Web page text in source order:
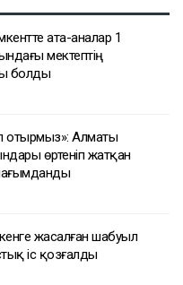
ата-аналар 1
мектептің
болды
отырмыз»: Алматы
өртеніп жатқан
жасалған шабуыл
іс қозғалды